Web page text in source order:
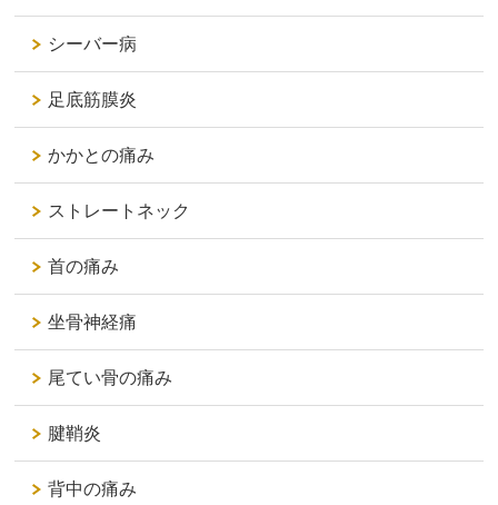
シーバー病
足底筋膜炎
かかとの痛み
ストレートネック
首の痛み
坐骨神経痛
尾てい骨の痛み
腱鞘炎
背中の痛み